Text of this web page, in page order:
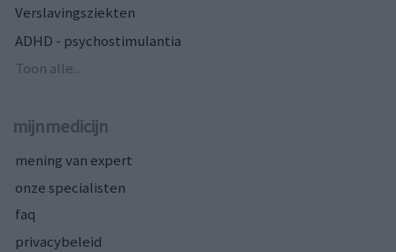
Verslavingsziekten
ADHD - psychostimulantia
Toon alle...
mijnmedicijn
mening van expert
onze specialisten
faq
privacybeleid